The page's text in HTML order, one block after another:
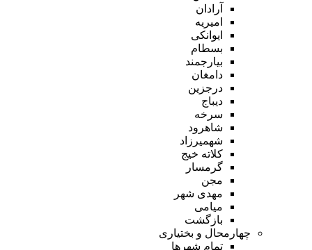
آرادان
امیریه
ایوانکی
بسطام
بیارجمند
دامغان
درجزین
دیباج
سرخه
شاهرود
شهمیرزاد
کلاته خیج
گرمسار
مجن
مهدی شهر
میامی
بازگشت
چهارمحال و بختیاری
تمام شهر‌ها